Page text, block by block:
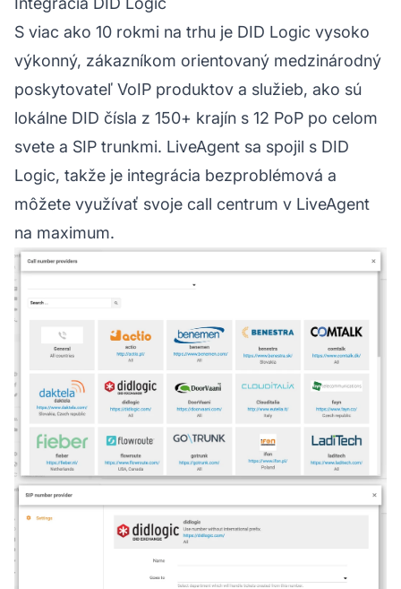
S viac ako 10 rokmi na trhu je DID Logic vysoko
výkonný, zákazníkom orientovaný medzinárodný
poskytovateľ VoIP produktov a služieb, ako sú
lokálne DID čísla z 150+ krajín s 12 PoP po celom
svete a SIP trunkmi. LiveAgent sa spojil s DID
Logic, takže je integrácia bezproblémová a
môžete využívať svoje call centrum v LiveAgent
na maximum.